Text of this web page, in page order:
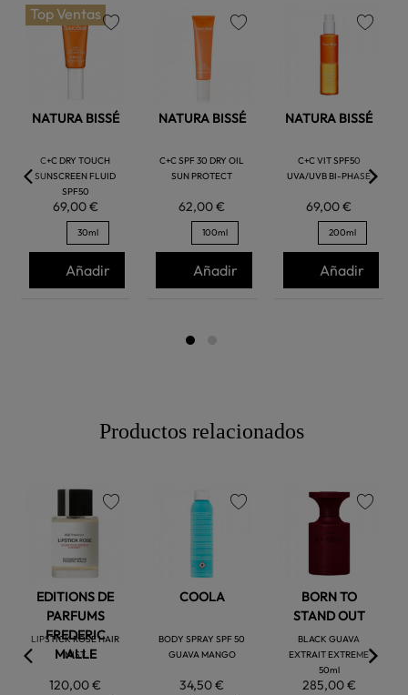
Top Ventas
NATURA BISSÉ
C+C DRY TOUCH
SUNSCREEN FLUID
SPF50
69,00 €
30ml
Añadir
NATURA BISSÉ
C+C SPF 30 DRY OIL
SUN PROTECT
62,00 €
100ml
Añadir
NATURA BISSÉ
C+C VIT SPF50
UVA/UVB BI-PHASE
69,00 €
200ml
Añadir
Productos relacionados
EDITIONS DE
PARFUMS
FREDERIC
MALLE
LIPSTICK ROSE HAIR
MIST
120,00 €
COOLA
BODY SPRAY SPF 50
GUAVA MANGO
34,50 €
BORN TO
STAND OUT
BLACK GUAVA
EXTRAIT EXTREME
50ml
285,00 €